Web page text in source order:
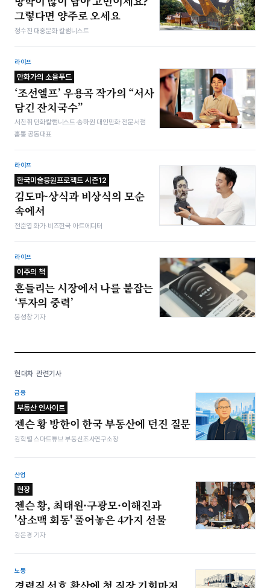
그렇다면 양주로 오세요
정수진 대중문화 칼럼니스트
라이프
만화가의 소울푸드
‘조선엘프’ 우용곡 작가의 “서사
담긴 잔치국수”
서찬휘 만화칼럼니스트·송하원 대안만화 전문서점
홈통 공동대표
라이프
한국미술응원프로젝트 시즌12
김도마-상식과 비상식의 모순
속에서
전준엽 화가·비즈한국 아트에디터
라이프
이주의 책
흔들리는 시장에서 나를 붙잡는
‘투자의 중력’
봉성창 기자
현대차 관련기사
금융
부동산 인사이트
젠슨 황 방한이 한국 부동산에 던진 질문
김학렬 스마트튜브 부동산조사연구소장
산업
현장
젠슨 황, 최태원·구광모·이해진과
'삼소맥 회동' 풀어놓은 4가지 선물
강은경 기자
노동